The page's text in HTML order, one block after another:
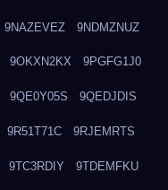
9NAZEVEZ 9NDMZNUZ
9OKXN2KX 9PGFG1J0
9QE0Y05S 9QEDJDIS
9R51T71C 9RJEMRTS
9TC3RDIY 9TDEMFKU